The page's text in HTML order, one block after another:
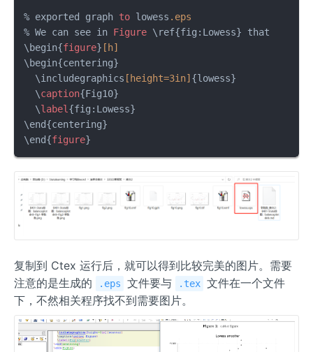
% exported graph to lowess .eps
% We can see in Figure \ref{fig:Lowess} that
\begin{figure} [h]
\begin{centering}
  \includegraphics
[height=3in] {lowess}
  \
caption{Fig10}
  \
label {fig:Lowess}
\end{centering}
\end{figure}
复制到 Ctex 运行后，就可以得到比较完美的图片。需要
注意的是生成的
.eps 文件要与 .tex 文件在一个文件
下，不然相关程序找不到需要图片。